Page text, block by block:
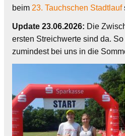
beim 23. Tauchschen Stadtlauf
Update 23.06.2026: Die
ersten Streichwerte sind da. So
zumindest bei uns in die